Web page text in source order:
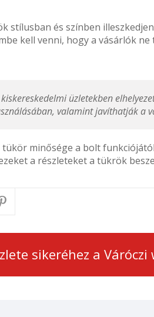
stílusban és színben
kell venni, hogy a vásárlók
kiskereskedelmi üzletekben
valamint javíthatják a
tükör minősége a bolt
a részleteket a tükrök
sikeréhez a